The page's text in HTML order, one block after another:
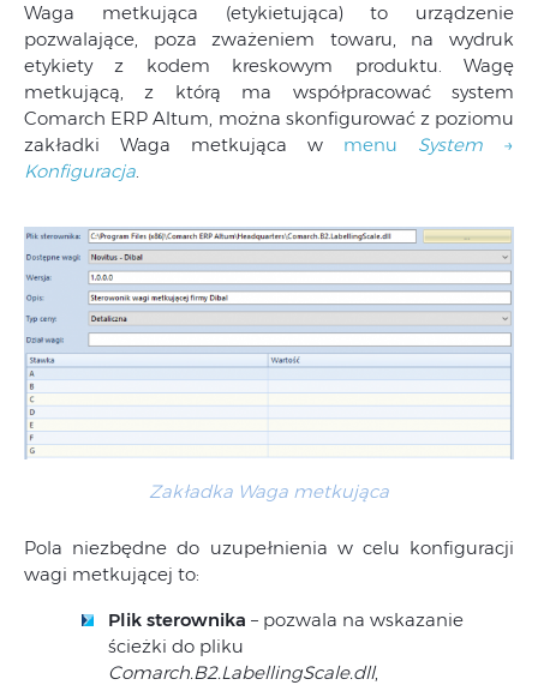
Waga metkująca (etykietująca) to urządzenie
pozwalające, poza zważeniem towaru, na wydruk
etykiety z kodem kreskowym produktu. Wagę
metkującą, z którą ma współpracować system
Comarch ERP Altum, można skonfigurować z poziomu
zakładki Waga metkująca w menu System →
Konfiguracja.
Zakładka Waga metkująca
Pola niezbędne do uzupełnienia w celu konfiguracji
wagi metkującej to:
Plik sterownika – pozwala na wskazanie
ścieżki do pliku
Comarch.B2.LabellingScale.dll,